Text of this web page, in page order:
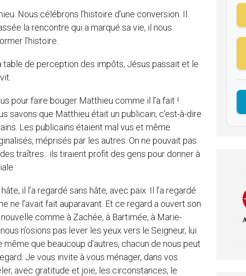
Nous célébrons l’histoire d’une conversion. Il
la rencontre qui a marqué sa vie, il nous
l’histoire.
table de perception des impôts, Jésus passait et le
pour faire bouger Matthieu comme il l’a fait !
savons que Matthieu était un publicain, c’est-à-dire
Les publicains étaient mal vus et même
méprisés par les autres. On ne pouvait pas
traîtres : ils tiraient profit des gens pour donner à
il l’a regardé sans hâte, avec paix. Il l’a regardé
ne l’avait fait auparavant. Et ce regard a ouvert son
nouvelle comme à Zachée, à Bartimée, à Marie-
n’osions pas lever les yeux vers le Seigneur, lui
que beaucoup d’autres, chacun de nous peut
Je vous invite à vous ménager, dans vos
avec gratitude et joie, les circonstances, le